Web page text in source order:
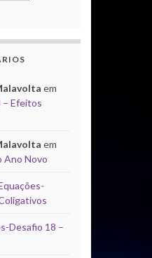
em
– Efeitos
em
Ano Novo
Desafio 18 –